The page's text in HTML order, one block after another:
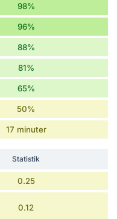
98%
96%
88%
81%
65%
50%
17 minuter
Statistik
0.25
0.12